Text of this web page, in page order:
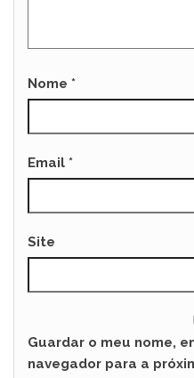
Nome *
Email *
Site
Guardar o meu nome,
navegador para a